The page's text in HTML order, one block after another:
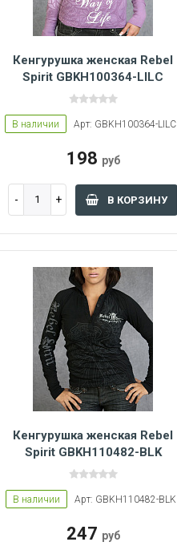
Кенгурушка женская Rebel
Spirit GBKH100364-LILC
В наличии Арт: GBKH100364-LILC
198 руб
В КОРЗИНУ
Кенгурушка женская Rebel
Spirit GBKH110482-BLK
В наличии Арт: GBKH110482-BLK
247 руб